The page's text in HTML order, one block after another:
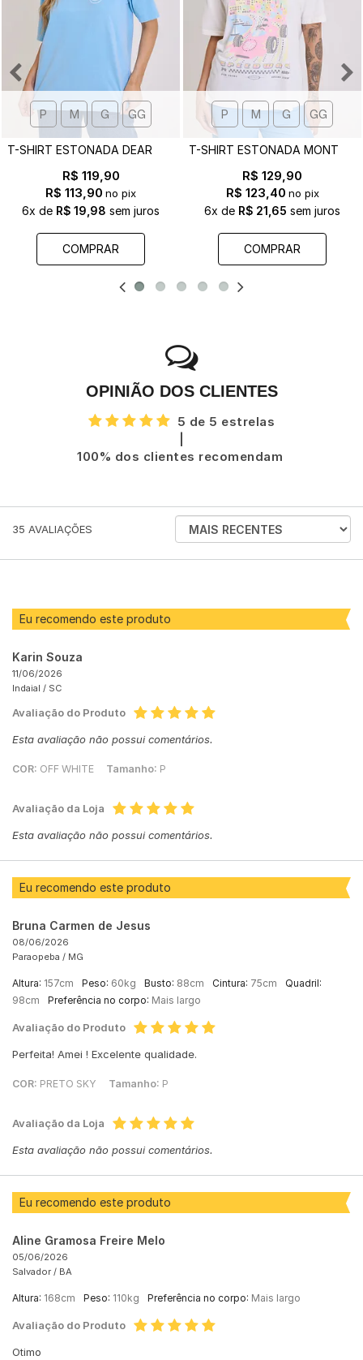
P M G GG
R$ 119,90
R$ 113,90 no pix
6x de R$ 19,98 sem juros
COMPRAR
P M G GG
R$ 129,90
R$ 123,40 no pix
6x de R$ 21,65 sem juros
COMPRAR
OPINIÃO DOS CLIENTES
5 de 5 estrelas
100% dos clientes recomendam
35 AVALIAÇÕES
ORDENAR
AVALIAÇÕES
Eu recomendo este produto
Karin Souza
11/06/2026
Indaial / SC
Avaliação do Produto
Esta avaliação não possui comentários.
COR: OFF WHITE Tamanho: P
Avaliação da Loja
Esta avaliação não possui comentários.
Eu recomendo este produto
Bruna Carmen de Jesus
08/06/2026
Paraopeba / MG
Altura: 157cm Peso: 60kg Busto: 88cm Cintura: 75cm
Quadril:
98cm
Preferência no corpo: Mais largo
Avaliação do Produto
Perfeita! Amei ! Excelente qualidade.
COR: PRETO SKY Tamanho: P
Avaliação da Loja
Esta avaliação não possui comentários.
Eu recomendo este produto
Aline Gramosa Freire Melo
05/06/2026
Salvador / BA
Altura: 168cm Peso: 110kg Preferência no corpo: Mais largo
Avaliação do Produto
Otimo